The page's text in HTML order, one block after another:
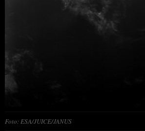
Foto: ESA/JUICE/JANUS